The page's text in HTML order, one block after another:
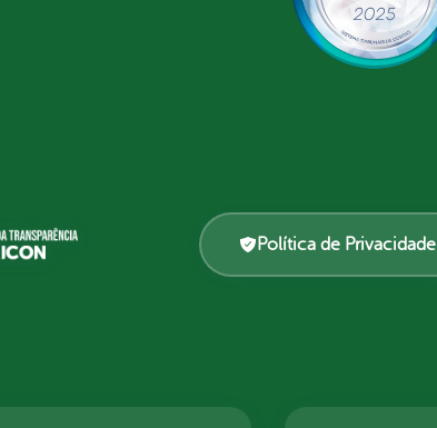
Política de Privacidade